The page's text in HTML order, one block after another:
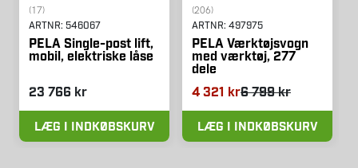
(17)
ARTNR: 546067
PELA Single-post lift,
mobil, elektriske låse
23 766 kr
LÆG I INDKØBSKURV
(206)
ARTNR: 497975
PELA Værktøjsvogn
med værktøj, 277
dele
4 321 kr6 799 kr
LÆG I INDKØBSKURV